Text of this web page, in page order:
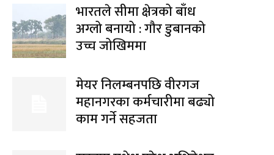
भारतले सीमा क्षेत्रको बाँध
अग्लो बनायो : गौर डुबानको
उच्च जोखिममा
मेयर निलम्बनपछि वीरगज
महानगरका कर्मचारीमा बढ्यो
काम गर्ने सहजता